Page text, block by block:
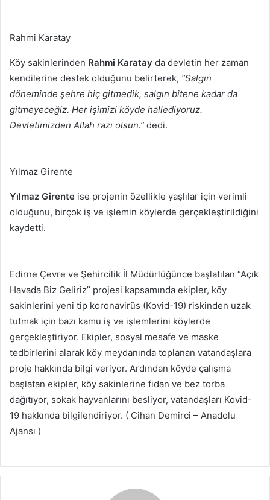
Rahmi Karatay
Köy sakinlerinden Rahmi Karatay da devletin her zaman
kendilerine destek olduğunu belirterek, “Salgın
döneminde şehre hiç gitmedik, salgın bitene kadar da
gitmeyeceğiz. Her işimizi köyde hallediyoruz.
Devletimizden Allah razı olsun.” dedi.
Yılmaz Girente
Yılmaz Girente ise projenin özellikle yaşlılar için verimli
olduğunu, birçok iş ve işlemin köylerde gerçekleştirildiğini
kaydetti.
Edirne Çevre ve Şehircilik İl Müdürlüğünce başlatılan “Açık
Havada Biz Geliriz” projesi kapsamında ekipler, köy
sakinlerini yeni tip koronavirüs (Kovid-19) riskinden uzak
tutmak için bazı kamu iş ve işlemlerini köylerde
gerçekleştiriyor. Ekipler, sosyal mesafe ve maske
tedbirlerini alarak köy meydanında toplanan vatandaşlara
proje hakkında bilgi veriyor. Ardından köyde çalışma
başlatan ekipler, köy sakinlerine fidan ve bez torba
dağıtıyor, sokak hayvanlarını besliyor, vatandaşları Kovid-
19 hakkında bilgilendiriyor. ( Cihan Demirci – Anadolu
Ajansı )